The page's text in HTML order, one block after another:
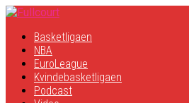
Basketligaen
NBA
EuroLeague
Kvindebasketligaen
Podcast